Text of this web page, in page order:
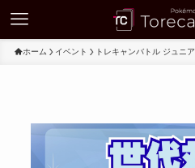
ホーム イベント トレキャンバトル ジュニア